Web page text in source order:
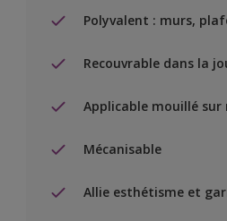
Polyvalent : murs,
Recouvrable dans la
Applicable mouillé sur
Mécanisable
Allie esthétisme et